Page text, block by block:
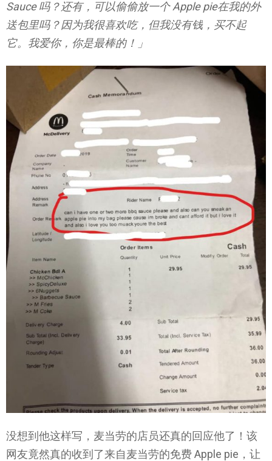
Sauce 吗？还有，可以偷偷放一个 Apple pie在我的外
送包里吗？因为我很喜欢吃，但我没有钱，买不起
它。我爱你，你是最棒的！」
没想到他这样写，麦当劳的店员还真的回应他了！该
网友竟然真的收到了来自麦当劳的免费 Apple pie，让